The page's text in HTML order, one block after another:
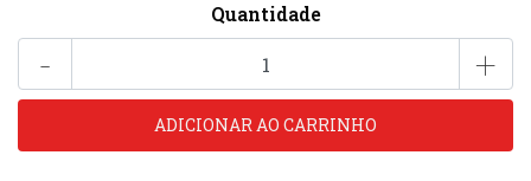
Quantidade
- +